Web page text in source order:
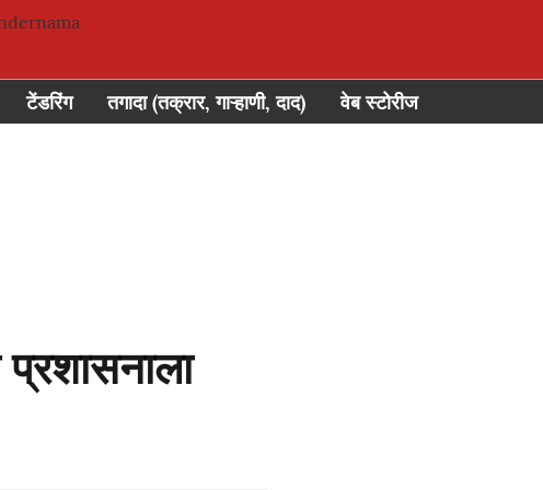
टेंडरिंग तगादा (तक्रार, गाऱ्हाणी, दाद) वेब स्टोरीज